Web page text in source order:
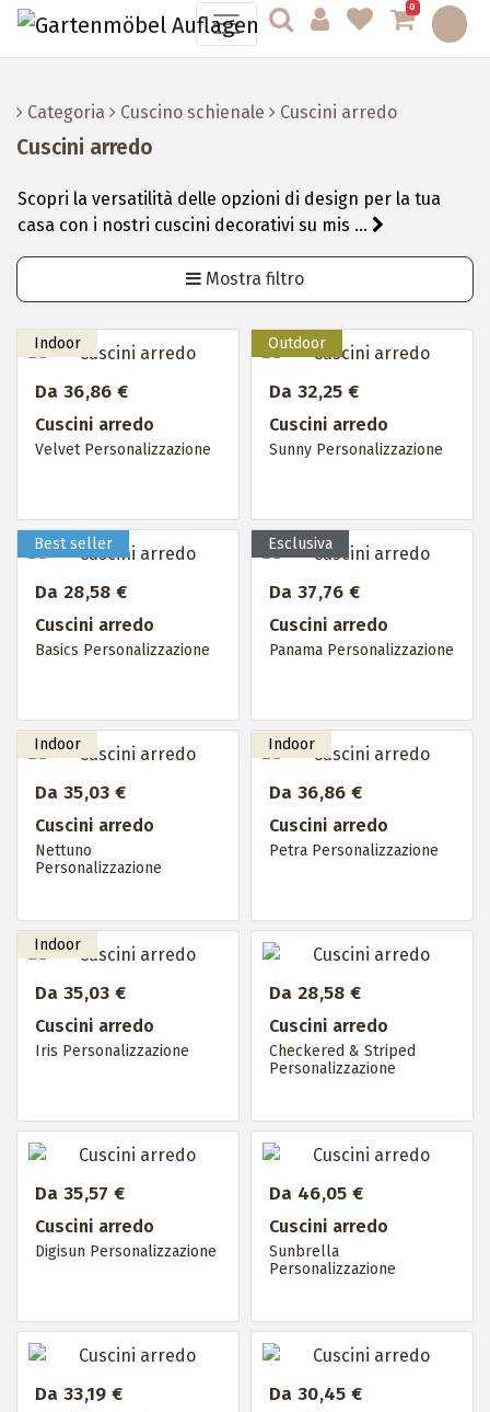
0
Categoria Cuscino schienale Cuscini arredo
Cuscini arredo
Scopri la versatilità delle opzioni di design per la tua
casa con i nostri cuscini decorativi su mis ...
Mostra filtro
Da 36,86 €
Cuscini arredo
Velvet Personalizzazione
Da 32,25 €
Cuscini arredo
Sunny Personalizzazione
Da 28,58 €
Cuscini arredo
Basics Personalizzazione
Da 37,76 €
Cuscini arredo
Panama Personalizzazione
Da 35,03 €
Cuscini arredo
Nettuno
Personalizzazione
Da 36,86 €
Cuscini arredo
Petra Personalizzazione
Da 35,03 €
Cuscini arredo
Iris Personalizzazione
Da 28,58 €
Cuscini arredo
Checkered & Striped
Personalizzazione
Da 35,57 €
Cuscini arredo
Digisun Personalizzazione
Da 46,05 €
Cuscini arredo
Sunbrella
Personalizzazione
Da 33,19 € Da 30,45 €